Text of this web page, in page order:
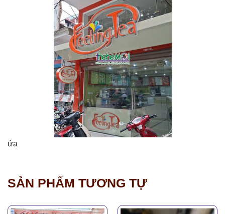
ửa
SẢN PHẨM TƯƠNG TỰ